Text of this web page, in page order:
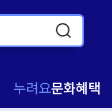
누려요문화혜택